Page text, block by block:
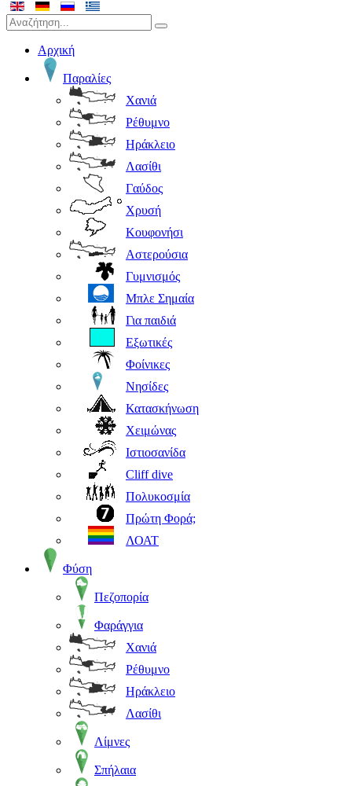
Αρχική
Παραλίες
Χανιά
Ρέθυμνο
Ηράκλειο
Λασίθι
Γαύδος
Χρυσή
Κουφονήσι
Αστερούσια
Γυμνισμός
Μπλε Σημαία
Για παιδιά
Εξωτικές
Φοίνικες
Νησίδες
Κατασκήνωση
Χειμώνας
Ιστιοσανίδα
Cliff dive
Πολυκοσμία
Πρώτη Φορά;
ΛΟΑΤ
Φύση
Πεζοπορία
Φαράγγια
Χανιά
Ρέθυμνο
Ηράκλειο
Λασίθι
Λίμνες
Σπήλαια